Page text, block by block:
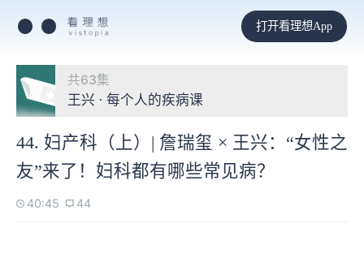
打开看理想App
共63集
王兴 · 每个人的疾病课
44. 妇产科（上）| 詹瑞玺 × 王兴：“女性之
友”来了！妇科都有哪些常见病？
40:45 44